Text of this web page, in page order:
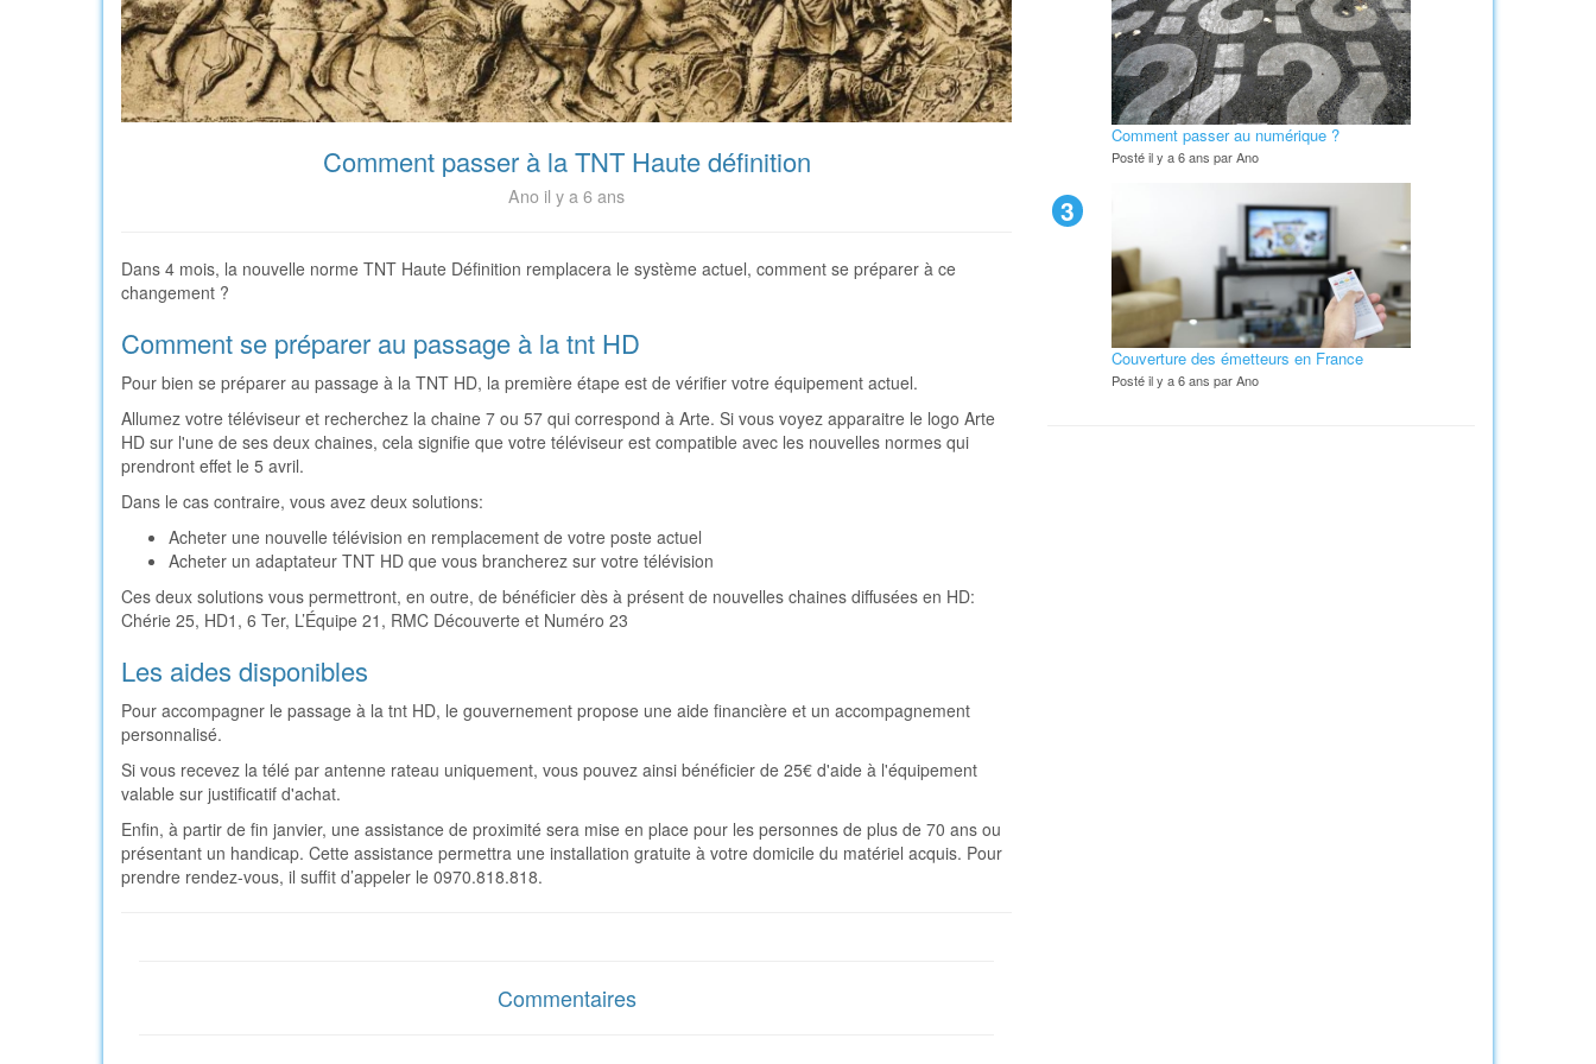
Comment passer à la TNT Haute définition
Ano il y a 6 ans
Dans 4 mois, la nouvelle norme TNT Haute Définition remplacera le système actuel, comment se préparer à ce
changement ?
Comment se préparer au passage à la tnt HD
Pour bien se préparer au passage à la TNT HD, la première étape est de vérifier votre équipement actuel.
Allumez votre téléviseur et recherchez la chaine 7 ou 57 qui correspond à Arte. Si vous voyez apparaitre le logo Arte
HD sur l'une de ses deux chaines, cela signifie que votre téléviseur est compatible avec les nouvelles normes qui
prendront effet le 5 avril.
Dans le cas contraire, vous avez deux solutions:
Acheter une nouvelle télévision en remplacement de votre poste actuel
Acheter un adaptateur TNT HD que vous brancherez sur votre télévision
Ces deux solutions vous permettront, en outre, de bénéficier dès à présent de nouvelles chaines diffusées en HD:
Chérie 25, HD1, 6 Ter, L’Équipe 21, RMC Découverte et Numéro 23
Les aides disponibles
Pour accompagner le passage à la tnt HD, le gouvernement propose une aide financière et un accompagnement
personnalisé.
Si vous recevez la télé par antenne rateau uniquement, vous pouvez ainsi bénéficier de 25€ d'aide à l'équipement
valable sur justificatif d'achat.
Enfin, à partir de fin janvier, une assistance de proximité sera mise en place pour les personnes de plus de 70 ans ou
présentant un handicap. Cette assistance permettra une installation gratuite à votre domicile du matériel acquis. Pour
prendre rendez-vous, il suffit d’appeler le 0970.818.818.
Commentaires
Comment passer au numérique ?
Posté il y a 6 ans par Ano
3
Couverture des émetteurs en France
Posté il y a 6 ans par Ano